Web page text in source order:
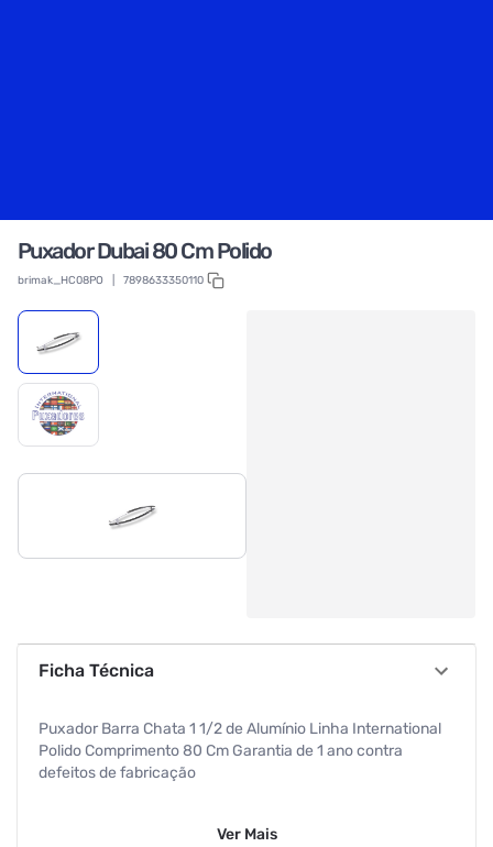
Puxador Dubai 80 Cm Polido
brimak_HC08PO 7898633350110
Ficha Técnica
Puxador Barra Chata 1 1/2 de Alumínio Linha International
Polido Comprimento 80 Cm Garantia de 1 ano contra
defeitos de fabricação
Ver Mais